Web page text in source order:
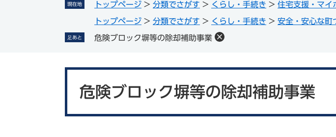
l
e
ス
索
現在地 トップページ > 分類でさがす > くらし・手続き > 住宅支援・マイ
トップページ > 分類でさがす > くらし・手続き > 安全・安心な町
足あと 危険ブロック塀等の除却補助事業
危険ブロック塀等の除却補助事業